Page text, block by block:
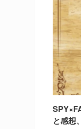
と感想